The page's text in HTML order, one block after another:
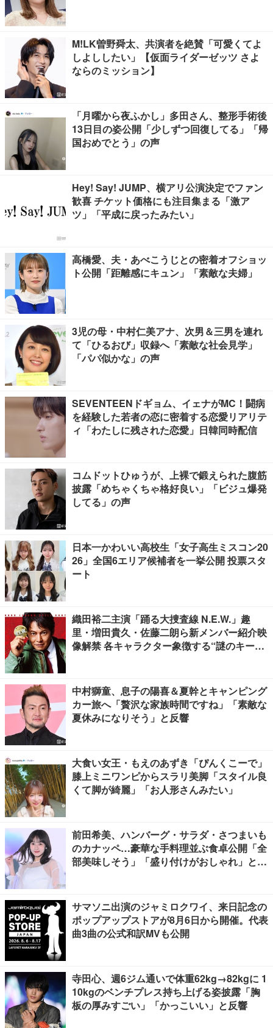
M!LK曽野舜太、共演者を絶賛「可愛くてよ
しよししたい」【仮面ライダーゼッツ さよ
ならのミッション】
「月曜から夜ふかし」多田さん、整形手術後
13日目の姿公開「少しずつ回復してる」「帰
国おめでとう」の声
Hey! Say! JUMP、横アリ公演決定でファン
歓喜 チケット価格にも注目集まる「激ア
ツ」「平成に戻ったみたい」
高橋愛、夫・あべこうじとの密着オフショッ
ト公開「距離感にキュン」「素敵な夫婦」
3児の母・中村仁美アナ、次男＆三男を連れ
て「ひるおび」収録へ「素敵な社会見学」
「パパ似かな」の声
SEVENTEENドギョム、イェナがMC！闘病
を経験した若者の恋に密着する恋愛リアリテ
ィ「わたしに残された恋愛」日韓同時配信
コムドットひゅうが、上裸で鍛えられた腹筋
披露「めちゃくちゃ格好良い」「ビジュ爆発
してる」の声
日本一かわいい高校生「女子高生ミスコン20
26」全国6エリア候補者を一挙公開 投票スタ
ート
織田裕二主演「踊る大捜査線 N.E.W.」趣
里・増田貴久・佐藤二朗ら新メンバー紹介映
像解禁 各キャラクター象徴する“謎のキーワ
中村獅童、息子の陽喜＆夏幹とキャンピング
カー旅へ「贅沢な家族時間ですね」「素敵な
夏休みになりそう」と反響
大食い女王・もえのあずき「ぴんくこーで」
膝上ミニワンピからスラリ美脚「スタイル良
くて脚が綺麗」「お人形さんみたい」
前田希美、ハンバーグ・サラダ・さつまいも
のカナッペ…豪華な手料理並ぶ食卓公開「全
部美味しそう」「盛り付けがおしゃれ」と絶
サマソニ出演のジャミロクワイ、来日記念の
ポップアップストアが8月6日から開催。代表
曲3曲の公式和訳MVも公開
寺田心、週6ジム通いで体重62kg→82kgに 1
10kgのベンチプレス持ち上げる姿披露「胸
板の厚みすごい」「かっこいい」と反響